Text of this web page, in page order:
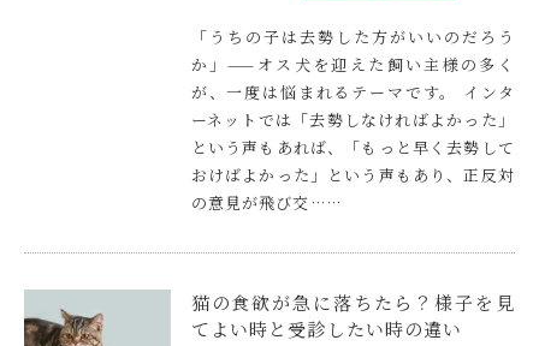
「うちの子は去勢した方がいいのだろう
か」——オス犬を迎えた飼い主様の多く
が、一度は悩まれるテーマです。 インタ
ーネットでは「去勢しなければよかった」
という声もあれば、「もっと早く去勢して
おけばよかった」という声もあり、正反対
の意見が飛び交……
猫の食欲が急に落ちたら？様子を見
てよい時と受診したい時の違い